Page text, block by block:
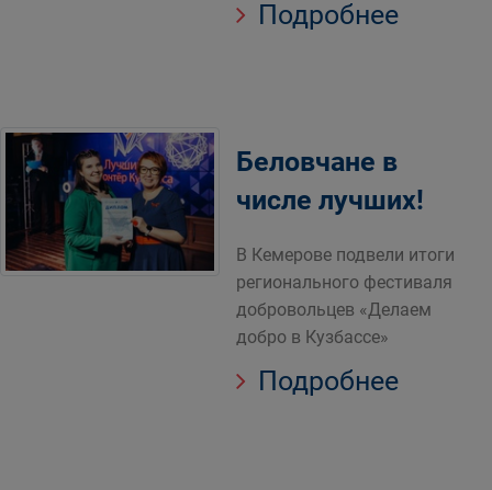
Подробнее
Беловчане в
числе лучших!
В Кемерове подвели итоги
регионального фестиваля
добровольцев «Делаем
добро в Кузбассе»
Подробнее